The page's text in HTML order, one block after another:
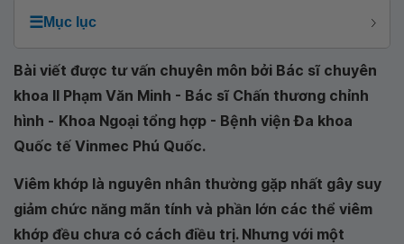
☰Mục lục
Bài viết được tư vấn chuyên môn bởi Bác sĩ chuyên
khoa II Phạm Văn Minh - Bác sĩ Chấn thương chỉnh
hình - Khoa Ngoại tổng hợp - Bệnh viện Đa khoa
Quốc tế Vinmec Phú Quốc.
Viêm khớp là nguyên nhân thường gặp nhất gây suy
giảm chức năng mãn tính và phần lớn các thể viêm
khớp đều chưa có cách điều trị. Nhưng với một